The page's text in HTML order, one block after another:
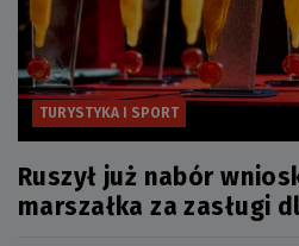
TURYSTYKA I SPORT
Ruszył już nabór
marszałka za zasługi